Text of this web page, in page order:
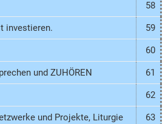
58
investieren. 59
60
und ZUHÖREN 61
62
und Projekte, Liturgie
63